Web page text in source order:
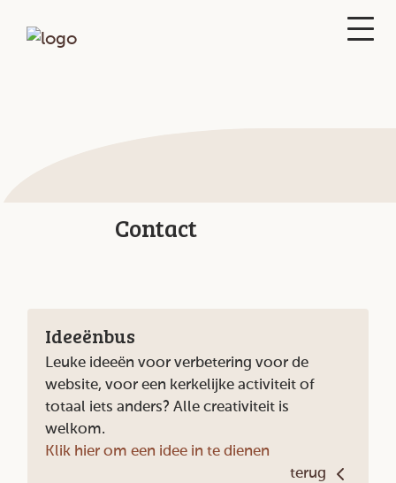
Contact
Ideeënbus
Leuke ideeën voor verbetering voor de
website, voor een kerkelijke activiteit of
totaal iets anders? Alle creativiteit is
welkom.
Klik hier om een idee in te dienen
terug